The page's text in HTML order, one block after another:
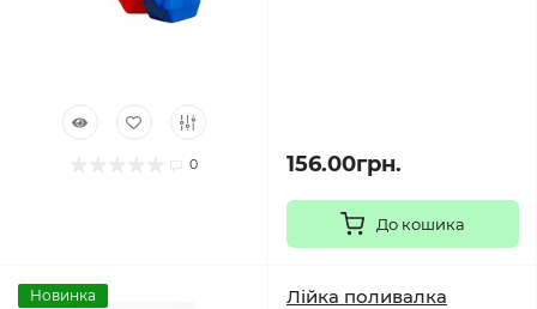
0 156.00грн.
До кошика
Новинка
Лійка поливалка